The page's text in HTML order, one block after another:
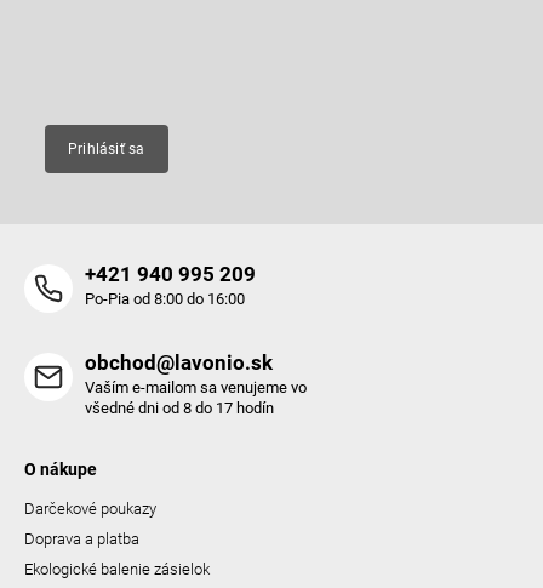
Prihlásiť sa
+421 940 995 209
Po-Pia od 8:00 do 16:00
obchod@lavonio.sk
Vaším e-mailom sa venujeme vo
všedné dni od 8 do 17 hodín
O nákupe
Darčekové poukazy
Doprava a platba
Ekologické balenie zásielok